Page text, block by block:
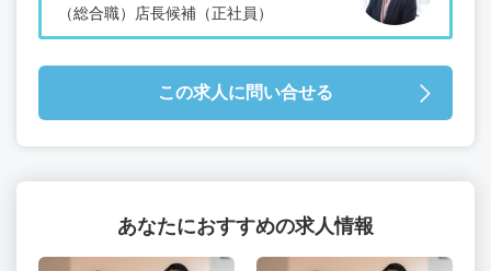
（総合職）店長候補（正社員）
この求人に問い合せる
あなたにおすすめの求人情報